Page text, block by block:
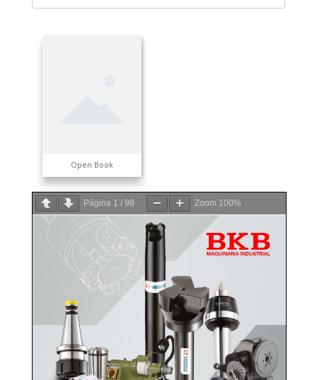
Open Book
Página 1 / 98 Zoom 100%